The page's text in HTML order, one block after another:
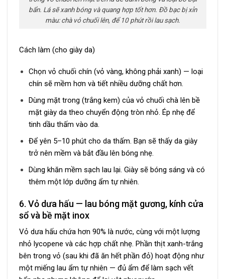
bẩn. Lá sẽ xanh bóng và quang hợp tốt hơn. Đồ bạc bị xỉn
màu: chà vỏ chuối lên, để 10 phút rồi lau sạch.
Cách làm (cho giày da)
Chọn vỏ chuối chín (vỏ vàng, không phải xanh) — loại
chín sẽ mềm hơn và tiết nhiều dưỡng chất hơn.
Dùng mặt trong (trắng kem) của vỏ chuối chà lên bề
mặt giày da theo chuyển động tròn nhỏ. Ép nhẹ để
tinh dầu thấm vào da.
Để yên 5–10 phút cho da thấm. Bạn sẽ thấy da giày
trở nên mềm và bắt đầu lên bóng nhẹ.
Dùng khăn mềm sạch lau lại. Giày sẽ bóng sáng và có
thêm một lớp dưỡng ẩm tự nhiên.
6. Vỏ dưa hấu — lau bóng mặt gương, kính cửa
sổ và bề mặt inox
Vỏ dưa hấu chứa hơn 90% là nước, cùng với một lượng
nhỏ lycopene và các hợp chất nhẹ. Phần thịt xanh-trắng
bên trong vỏ (sau khi đã ăn hết phần đỏ) hoạt động như
một miếng lau ẩm tự nhiên — đủ ẩm để làm sạch vết